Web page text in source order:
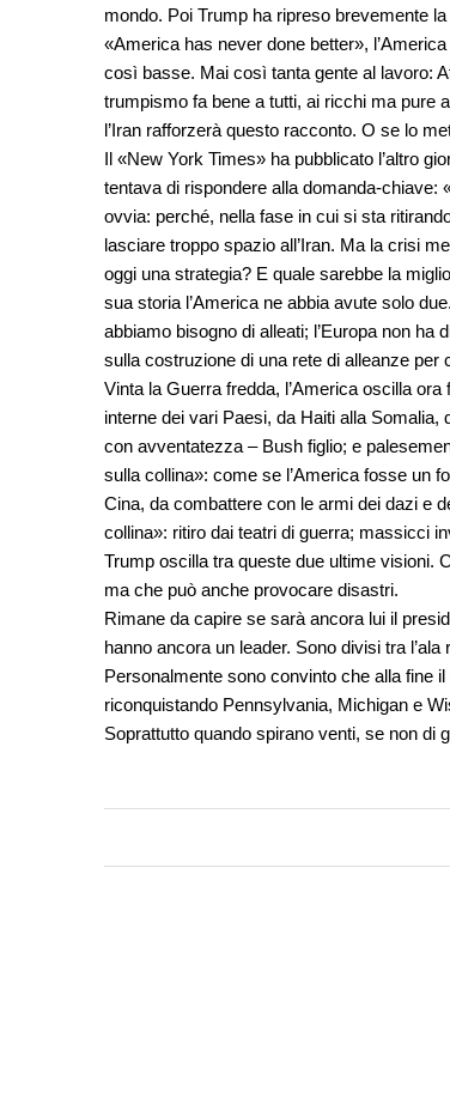
mondo. Poi Trump ha ripreso brevemente
«America has never done better»,
così basse. Mai così tanta gente al lavoro:
trumpismo fa bene a tutti, ai ricchi ma pure
l’Iran rafforzerà questo racconto. O se lo
Il «New York Times» ha pubblicato l’altro
tentava di rispondere alla domanda-chiave:
ovvia: perché, nella fase in cui si sta
lasciare troppo spazio all’Iran. Ma la crisi
oggi una strategia? E quale sarebbe la
sua storia l’America ne abbia avute solo
abbiamo bisogno di alleati; l’Europa non
sulla costruzione di una rete di alleanze per
Vinta la Guerra fredda, l’America oscilla
interne dei vari Paesi, da Haiti alla Somalia,
con avventatezza – Bush figlio; e
sulla collina»: come se l’America fosse un
Cina, da combattere con le armi dei dazi e
collina»: ritiro dai teatri di guerra; massicci
Trump oscilla tra queste due ultime visioni.
ma che può anche provocare disastri.
Rimane da capire se sarà ancora lui il
hanno ancora un leader. Sono divisi tra
Personalmente sono convinto che alla fine
riconquistando Pennsylvania, Michigan e
Soprattutto quando spirano venti, se non di